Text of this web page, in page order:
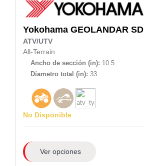
Yokohama GEOLANDAR SD
ATV/UTV
All-Terrain
Ancho de sección (in): 10.5
Díametro total (in): 33
No Disponible
Ver opciones